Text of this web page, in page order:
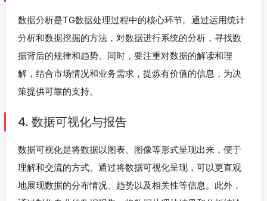
数据分析是TG数据处理过程中的核心环节。通过运用统计
分析和数据挖掘的方法，对数据进行系统的分析，寻找数
据背后的规律和趋势。同时，要注重对数据的解读和理
解，结合市场情况和业务需求，提炼有价值的信息，为决
策提供可靠的支持。
4. 数据可视化与报告
数据可视化是将数据以图表、图像等形式呈现出来，便于
理解和交流的方式。通过将数据可视化呈现，可以更直观
地展现数据的分布情况、趋势以及相关性等信息。此外，